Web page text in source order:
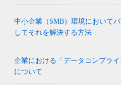
中小企業（SMB）環境において
してそれを解決する方法
企業における「データコンプラ
について